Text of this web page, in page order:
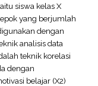
siswa kelas X
yang berjumlah
dengan
analisis data
teknik korelasi
dengan
belajar (X2)